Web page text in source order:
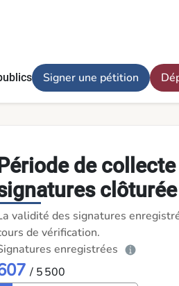
Signer une pétition
Période de
clôturée
validité des signatures
de vérification.
enregistrées
/ 5 500